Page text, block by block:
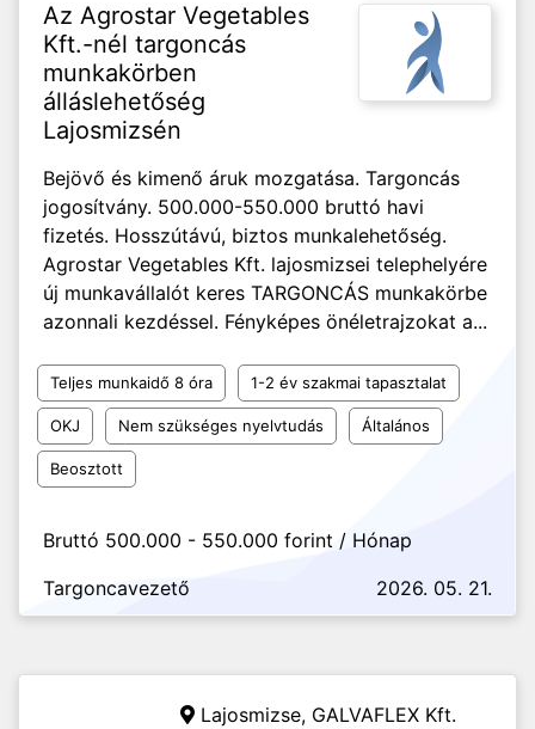
Az Agrostar Vegetables
Kft.-nél targoncás
munkakörben
álláslehetőség
Lajosmizsén
Bejövő és kimenő áruk mozgatása. Targoncás
jogosítvány. 500.000-550.000 bruttó havi
fizetés. Hosszútávú, biztos munkalehetőség.
Agrostar Vegetables Kft. lajosmizsei telephelyére
új munkavállalót keres TARGONCÁS munkakörbe
azonnali kezdéssel. Fényképes önéletrajzokat a...
Teljes munkaidő 8 óra 1-2 év szakmai tapasztalat
OKJ Nem szükséges nyelvtudás Általános
Beosztott
Bruttó 500.000 - 550.000 forint / Hónap
Targoncavezető
2026. 05. 21.
Lajosmizse, GALVAFLEX Kft.